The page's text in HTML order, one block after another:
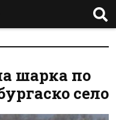
шарка по
село